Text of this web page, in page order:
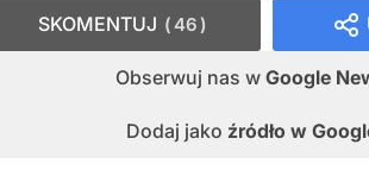
Obserwuj nas w Google
Dodaj jako źródło w
SKOMENTUJ 46